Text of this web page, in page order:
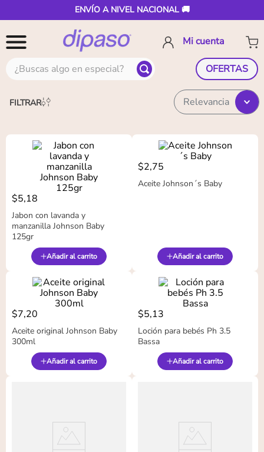
ENVÍO A NIVEL NACIONAL 🚚
¿Buscas algo en especial? OFERTAS
FILTRAR Relevancia
$5,18
Jabon con lavanda y
manzanilla Johnson Baby
125gr
Añadir al carrito
$2,75
Aceite Johnson´s Baby
Añadir al carrito
$7,20
Aceite original Johnson Baby
300ml
Añadir al carrito
$5,13
Loción para bebés Ph 3.5
Bassa
Añadir al carrito